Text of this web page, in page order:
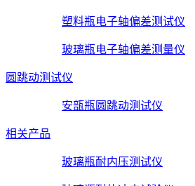
塑料瓶电子轴偏差测试仪
玻璃瓶电子轴偏差测量仪
圆跳动测试仪
安瓿瓶圆跳动测试仪
相关产品
玻璃瓶耐内压测试仪